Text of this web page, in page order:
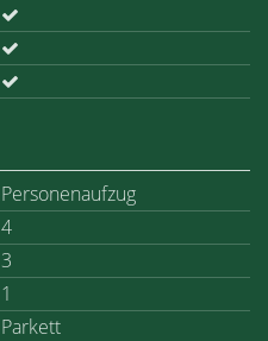
Personenaufzug
4
3
1
Parkett